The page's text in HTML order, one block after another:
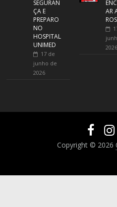
SEGURAN
ÇA E
PREPARO
NO
HOSPITAL
UNIMED
17 de
junho de
2026
AR
2026
Copyright © 2026